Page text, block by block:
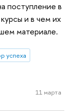
поступление в
и в чем их
материале.
успеха
11 марта